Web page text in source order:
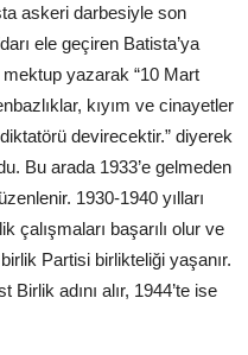
askeri darbesiyle son
ele geçiren Batista’ya
yazarak “10 Mart
kıyım ve cinayetler
devirecektir.” diyerek
Bu arada 1933’e gelmeden
1930-1940 yılları
çalışmaları başarılı olur ve
Partisi birlikteliği yaşanır.
adını alır, 1944’te ise